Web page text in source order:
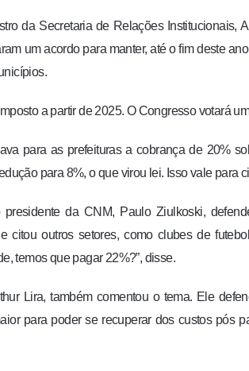
da Secretaria de Relações Institucionais,
um acordo para manter, até o fim deste
a partir de 2025. O Congresso votará
para as prefeituras a cobrança de 20%
para 8%, o que virou lei. Isso vale para
da CNM, Paulo Ziulkoski,
citou outros setores, como clubes de
temos que pagar 22%?”, disse.
Lira, também comentou o tema. Ele
para poder se recuperar dos custos pós